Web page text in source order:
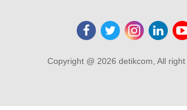
Copyright @ 2026 detikcom, All